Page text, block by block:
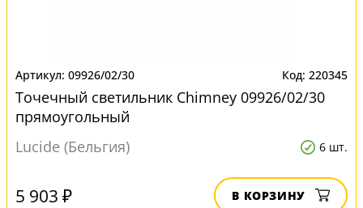
09926/02/30 220345
Точечный светильник Chimney 09926/02/30
прямоугольный
Lucide (Бельгия)
6 шт.
5 903 ₽ В КОРЗИНУ